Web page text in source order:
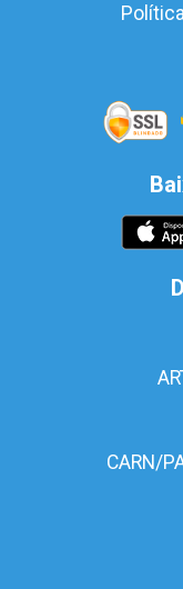
CARN/